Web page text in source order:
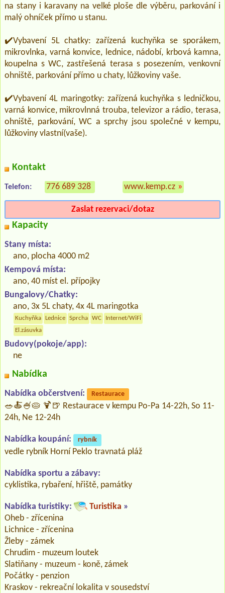
na stany i karavany na velké ploše dle výběru, parkování i
malý ohníček přímo u stanu.
✔️Vybavení 5L chatky: zařízená kuchyňka se sporákem,
mikrovlnka, varná konvice, lednice, nádobí, krbová kamna,
koupelna s WC, zastřešená terasa s posezením, venkovní
ohniště, parkování přímo u chaty, lůžkoviny vaše.
✔️Vybavení 4L maringotky: zařízená kuchyňka s ledničkou,
varná konvice, mikrovlnná trouba, televizor a rádio, terasa,
ohniště, parkování, WC a sprchy jsou společné v kempu,
lůžkoviny vlastní(vaše).
Kontakt
Telefon: 776 689 328 www.kemp.cz »
Zaslat rezervaci/dotaz
Kapacity
Stany místa:
ano, plocha 4000 m2
Kempová místa:
ano, 40 míst el. přípojky
Bungalovy/Chatky:
ano, 3x 5L chaty, 4x 4L maringotka
Kuchyňka Lednice Sprcha WC
Internet/WiFi
El.zásuvka
Budovy(pokoje/app):
ne
Nabídka
Nabídka občerstvení: Restaurace
🥗🍝🍧🥧 🍹🍺 Restaurace v kempu Po-Pa 14-22h, So 11-
24h, Ne 12-24h
Nabídka koupání: rybník
vedle rybník Horní Peklo travnatá pláž
Nabídka sportu a zábavy:
cyklistika, rybaření, hřiště, památky
Nabídka turistiky: Turistika »
Oheb - zřícenina
Lichnice - zřícenina
Žleby - zámek
Chrudim - muzeum loutek
Slatiňany - muzeum - koně, zámek
Počátky - penzion
Kraskov - rekreační lokalita v sousedství